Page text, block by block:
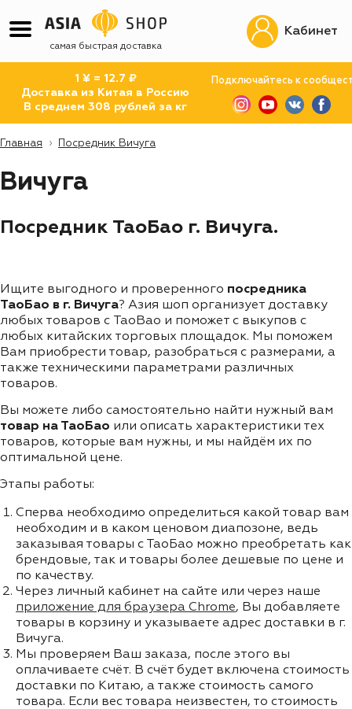
самая быстрая доставка
1 ¥ = 12.7 ₽
Доставка из Китая в Россию
В среднем 308 рублей за кг
Подключайтесь к
Кабинет
Главная Посредник Вичуга
Вичуга
Посредник ТаоБао г. Вичуга.
Ищите выгодного и проверенного посредника
ТаоБао в г. Вичуга? Азия шоп организует доставку
любых товаров с TaoBao и поможет с выкупов с
любых китайских торговых площадок. Мы поможем
Вам приобрести товар, разобраться с размерами, а
также техническими параметрами различных
товаров.
Вы можете либо самостоятельно найти нужный вам
товар на ТаоБао или описать характеристики тех
товаров, которые вам нужны, и мы найдём их по
оптимальной цене.
Этапы работы:
Сперва необходимо определиться какой товар вам
необходим и в каком ценовом диапозоне, ведь
заказывая товары с ТаоБао можно преобретать как
брендовые, так и товары более дешевые по цене и
по качеству.
Через личный кабинет на сайте или через наше
приложение для браузера Chrome, Вы добавляете
товары в корзину и указываете адрес доставки в г.
Вичуга.
Мы проверяем Ваш заказа, после этого вы
оплачиваете счёт. В счёт будет включена стоимость
доставки по Китаю, а также стоимость самого
товара. Если вес товара неизвестен, то стоимость